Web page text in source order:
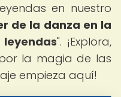
en nuestro
de la danza en la
". ¡Explora,
la magia de las
empieza aquí!